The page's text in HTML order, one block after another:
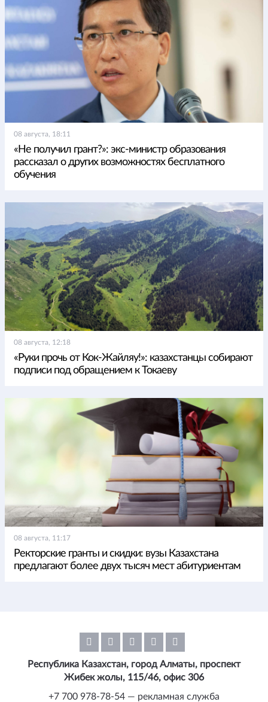
08 августа, 18:11
«Не получил грант?»: экс-министр образования
рассказал о других возможностях бесплатного
обучения
08 августа, 12:18
«Руки прочь от Кок-Жайляу!»: казахстанцы собирают
подписи под обращением к Токаеву
08 августа, 11:17
Ректорские гранты и скидки: вузы Казахстана
предлагают более двух тысяч мест абитуриентам
Республика Казахстан, город Алматы, проспект
Жибек жолы, 115/46, офис 306
+7 700 978-78-54 — рекламная служба